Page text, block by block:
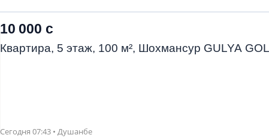
10 000 с
Квартира, 5 этаж, 100 м², Шохмансур GULYA
Сегодня 07:43 • Душанбе